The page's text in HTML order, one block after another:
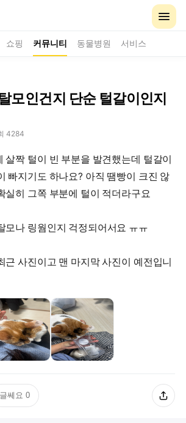
쇼핑 커뮤니티 동물병원 서비스
모인건지 단순 털갈이인지
4284
살짝 털이 빈 부분을 발견했는데 털갈이
빠지기도 하나요? 아직 땜빵이 크진 않
실히 그쪽 부분에 털이 적더라구요
모나 링웜인지 걱정되어서요 ㅠㅠ
근 사진이고 맨 마지막 사진이 예전입니
글쎄요 0